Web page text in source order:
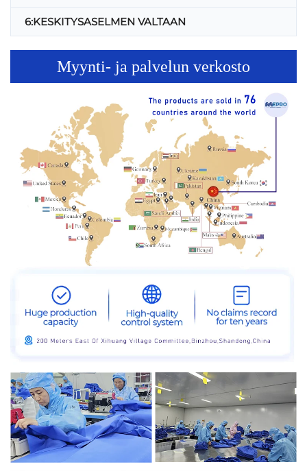
6:KESKITYSASELMEN VALTAAN
Myynti- ja palvelun verkosto